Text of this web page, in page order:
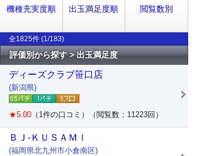
機種充実度順 出玉満足度順 閲覧数別
全1825件 (1/183)
評価別から探す > 出玉満足度
ディーズクラブ笹口店
(新潟県)
★5.00 （1件の口コミ）（閲覧数：11223回）
ＢＪ-ＫＵＳＡＭｌ
(福岡県北九州市小倉南区)